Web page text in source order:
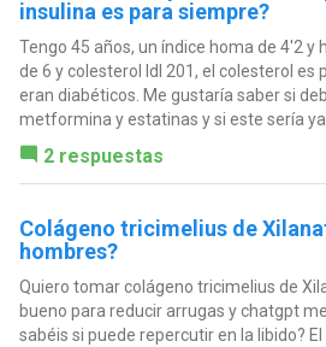
insulina es para siempre?
Tengo 45 años, un índice homa de 4'2 y
de 6 y colesterol ldl 201, el colesterol es
eran diabéticos. Me gustaría saber si
metformina y estatinas y si este sería ya
2 respuestas
Colágeno tricimelius de
hombres?
Quiero tomar colágeno tricimelius de
bueno para reducir arrugas y chatgpt
sabéis si puede repercutir en la libido?